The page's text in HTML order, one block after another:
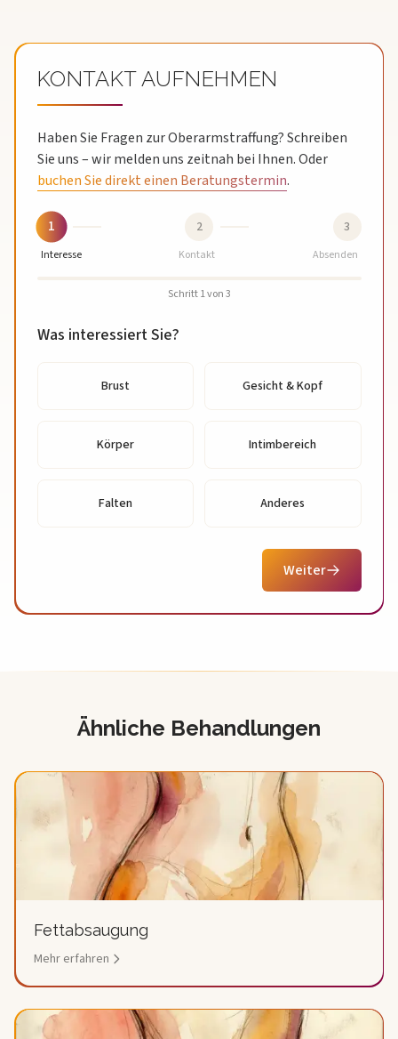
KONTAKT AUFNEHMEN
Haben Sie Fragen zur Oberarmstraffung? Schreiben
Sie uns – wir melden uns zeitnah bei Ihnen.Oder
buchen Sie direkt einen Beratungstermin.
1 2 3
Interesse Kontakt Absenden
Schritt1von3
Was interessiert Sie?
Brust Gesicht & Kopf
Körper Intimbereich
Falten Anderes
Weiter
Ähnliche Behandlungen
Empfohlene Operationen
Fettabsaugung
Mehr erfahren